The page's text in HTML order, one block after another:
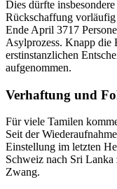
Dies dürfte
Rückschaffung vorläufig
Ende April 3717
Asylprozess. Knapp die
erstinstanzlichen
aufgenommen.
Verhaftung und
Für viele Tamilen
Seit der
Einstellung im letzten
Schweiz nach Sri
Zwang.